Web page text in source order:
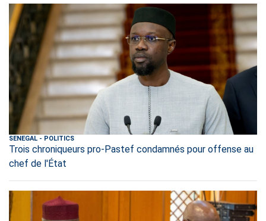
SENEGAL - POLITICS
Trois chroniqueurs pro-Pastef condamnés pour offense au
chef de l'État